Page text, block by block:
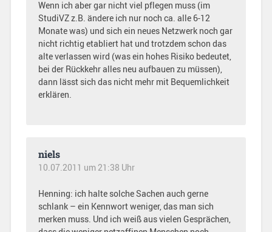
Wenn ich aber gar nicht viel pflegen muss (im
StudiVZ z.B. ändere ich nur noch ca. alle 6-12
Monate was) und sich ein neues Netzwerk noch gar
nicht richtig etabliert hat und trotzdem schon das
alte verlassen wird (was ein hohes Risiko bedeutet,
bei der Rückkehr alles neu aufbauen zu müssen),
dann lässt sich das nicht mehr mit Bequemlichkeit
erklären.
niels
10.07.2011 um 21:38 Uhr
Henning: ich halte solche Sachen auch gerne
schlank – ein Kennwort weniger, das man sich
merken muss. Und ich weiß aus vielen Gesprächen,